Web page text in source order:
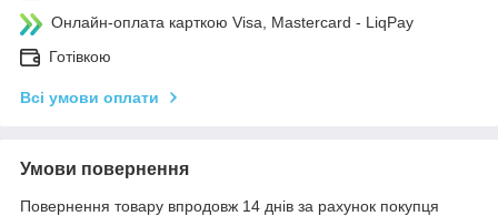
Онлайн-оплата карткою Visa, Mastercard - LiqPay
Готівкою
Всі умови оплати
Умови повернення
Повернення товару впродовж 14 днів за рахунок покупця